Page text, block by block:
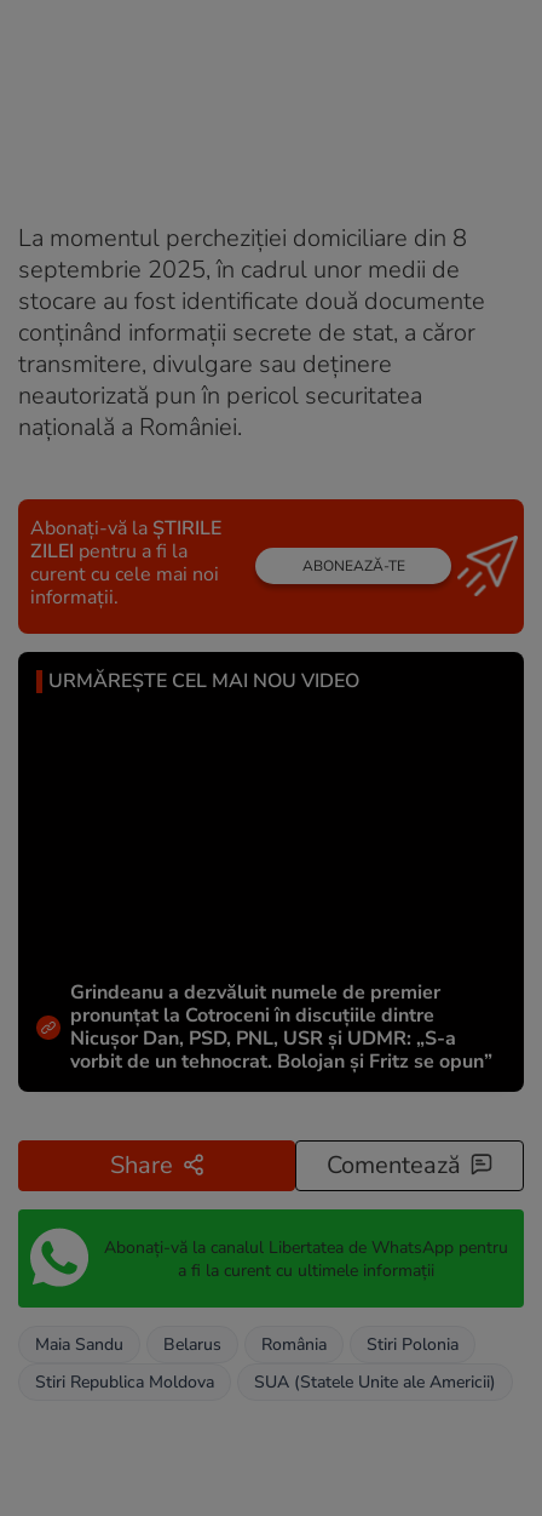
La momentul percheziției domiciliare din 8
septembrie 2025, în cadrul unor medii de
stocare au fost identificate două documente
conținând informații secrete de stat, a căror
transmitere, divulgare sau deținere
neautorizată pun în pericol securitatea
națională a României.
Abonați-vă la ȘTIRILE
ZILEI pentru a fi la
curent cu cele mai noi
informații.
ABONEAZĂ-TE
URMĂREȘTE CEL MAI NOU VIDEO
Grindeanu a dezvăluit numele de premier
pronunțat la Cotroceni în discuțiile dintre
Nicușor Dan, PSD, PNL, USR și UDMR: „S-a
vorbit de un tehnocrat. Bolojan și Fritz se opun”
Share Comentează
Abonați-vă la canalul Libertatea de WhatsApp pentru
a fi la curent cu ultimele informații
Maia Sandu Belarus România
Stiri Polonia
Stiri Republica Moldova
SUA (Statele Unite ale Americii)